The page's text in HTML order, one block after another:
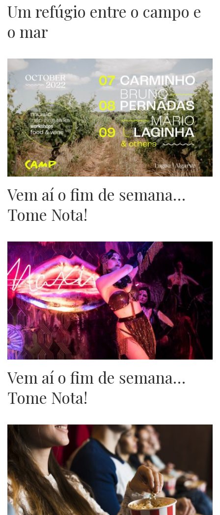
Um refúgio entre o campo e
o mar
Vem aí o fim de semana…
Tome Nota!
Vem aí o fim de semana…
Tome Nota!